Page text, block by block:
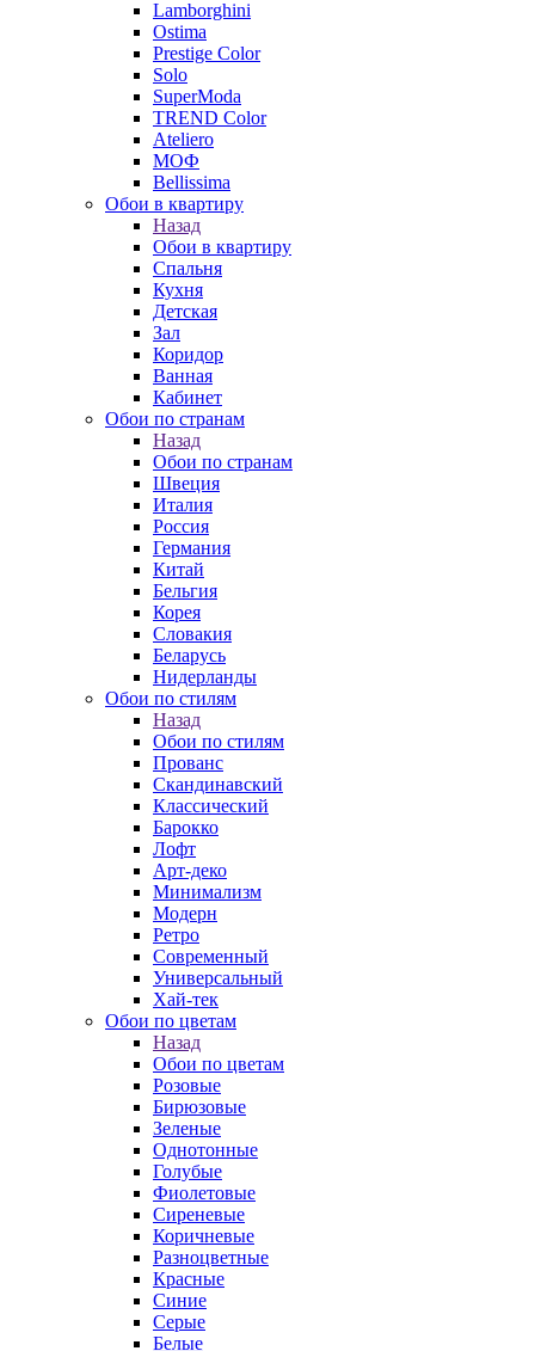
Lamborghini
Ostima
Prestige Color
Solo
SuperModa
TREND Color
Ateliero
МОФ
Bellissima
Обои в квартиру
Назад
Обои в квартиру
Спальня
Кухня
Детская
Зал
Коридор
Ванная
Кабинет
Обои по странам
Назад
Обои по странам
Швеция
Италия
Россия
Германия
Китай
Бельгия
Корея
Словакия
Беларусь
Нидерланды
Обои по стилям
Назад
Обои по стилям
Прованс
Скандинавский
Классический
Барокко
Лофт
Арт-деко
Минимализм
Модерн
Ретро
Современный
Универсальный
Хай-тек
Обои по цветам
Назад
Обои по цветам
Розовые
Бирюзовые
Зеленые
Однотонные
Голубые
Фиолетовые
Сиреневые
Коричневые
Разноцветные
Красные
Синие
Серые
Белые